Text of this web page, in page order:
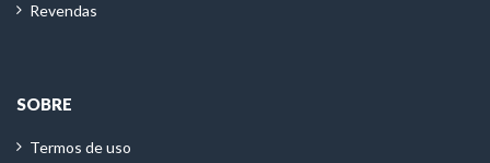
Revendas
SOBRE
Termos de uso